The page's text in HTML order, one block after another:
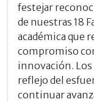
festejar
de nuestras 18
académica que
compromiso
innovación. Los
reflejo del
continuar